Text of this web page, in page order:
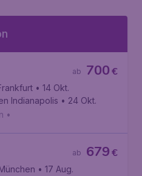
€
700
ab
• 14 Okt.
Indianapolis • 24 Okt.
•
€
679
ab
• 17 Aug.